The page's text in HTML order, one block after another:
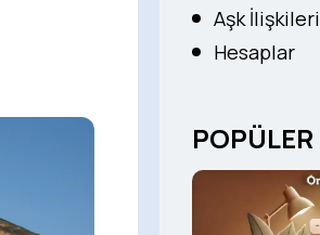
Aşk İlişkileri
Hesaplar
POPÜLER